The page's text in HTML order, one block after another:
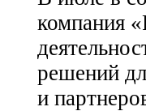
компания
решений
и